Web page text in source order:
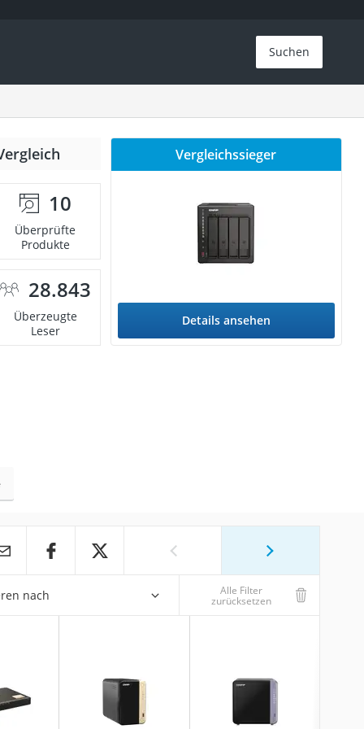
Suchen
10
Überprüfte
Produkte
28.843
Überzeugte
Leser
Vergleichssieger
Details ansehen
nach Alle Filter
zurücksetzen